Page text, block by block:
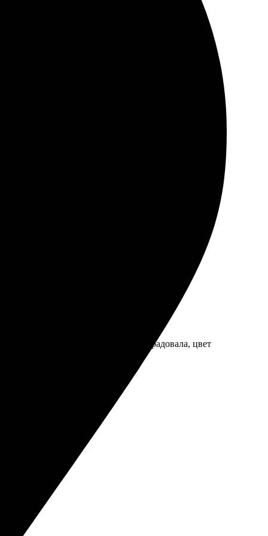
картой, никаких проблем! Результат
оформления занял всего несколько минут.
стоит. Рекомендую всем любителям
отличное, точно буду заказывать еще!
все очень удобно. Печать порадовала, цвет
радует!